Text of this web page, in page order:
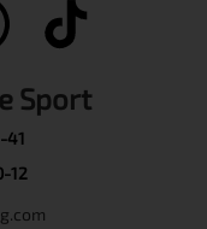
Sport
41
12